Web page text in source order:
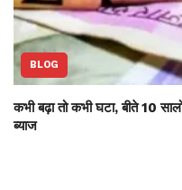
BLOG
कभी बढ़ा तो कभी घटा, बीते 10
ब्याज